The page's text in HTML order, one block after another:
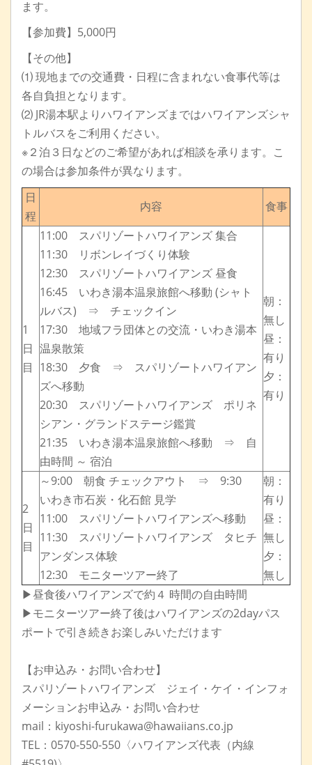
ます。
【参加費】5,000円
【その他】
⑴ 現地までの交通費・日程に含まれない食事代等は
各自負担となります。
⑵ JR湯本駅よりハワイアンズまではハワイアンズシャ
トルバスをご利用ください。
※２泊３日などのご希望があれば相談を承ります。こ
の場合は参加条件が異なります。
日
程
内容 食事
1
日
目
11:00 スパリゾートハワイアンズ 集合
11:30 リボンレイづくり体験
12:30 スパリゾートハワイアンズ 昼食
16:45 いわき湯本温泉旅館へ移動 (シャト
ルバス) ⇒ チェックイン
17:30 地域フラ団体との交流・いわき湯本
温泉散策
18:30 夕食 ⇒ スパリゾートハワイアン
ズへ移動
20:30 スパリゾートハワイアンズ ポリネ
シアン・グランドステージ鑑賞
21:35 いわき湯本温泉旅館へ移動 ⇒ 自
由時間 ～ 宿泊
朝：
無し
昼：
有り
夕：
有り
2
日
目
～9:00 朝食 チェックアウト ⇒ 9:30
いわき市石炭・化石館 見学
11:00 スパリゾートハワイアンズへ移動
11:30 スパリゾートハワイアンズ タヒチ
アンダンス体験
12:30 モニターツアー終了
朝：
有り
昼：
無し
夕：
無し
▶昼食後ハワイアンズで約４ 時間の自由時間
▶モニターツアー終了後はハワイアンズの2dayパス
ポートで引き続きお楽しみいただけます
【お申込み・お問い合わせ】
スパリゾートハワイアンズ ジェイ・ケイ・インフォ
メーションお申込み・お問い合わせ
mail：kiyoshi-furukawa@hawaiians.co.jp
TEL：0570-550-550〈ハワイアンズ代表（内線